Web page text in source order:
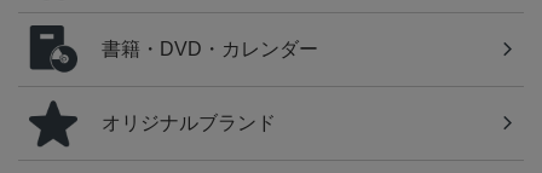
書籍・DVD・カレンダー
オリジナルブランド